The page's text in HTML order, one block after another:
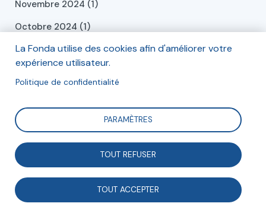
Novembre 2024 (1)
Octobre 2024 (1)
Septembre 2024 (2)
Mai 2024 (2)
Avril 2024 (3)
Mars 2024 (1)
Février 2024 (1)
La Fonda utilise des cookies afin d'améliorer votre
expérience utilisateur.
Politique de confidentialité
PARAMÈTRES
TOUT REFUSER
TOUT ACCEPTER